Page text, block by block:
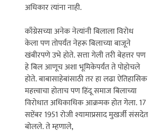
अधिकार त्यांना नाही.
काँग्रेसच्या अनेक नेत्यांनी बिलाला विरोध
केला पण तोपर्यंत नेहरू बिलाच्या बाजूने
खंबीरपणे उभे होते. सत्ता गेली तरी बेहत्तर पण
हे बिल आणूच अशा भूमिकेपर्यंत ते पोहोचले
होते. बाबासाहेबांसाठी तर हा लढा ऐतिहासिक
महत्त्वाचा होताच पण हिंदू समाज बिलाच्या
विरोधात अधिकाधिक आक्रमक होत गेला. 17
सप्टेंबर 1951 रोजी श्यामाप्रसाद मुखर्जी संसदेत
बोलले. ते म्हणाले,